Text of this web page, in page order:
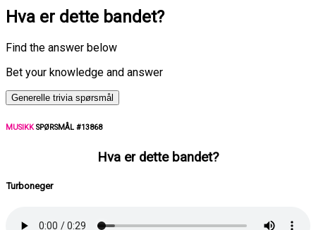
Hva er dette bandet?
Find the answer below
Bet your knowledge and answer
Generelle trivia spørsmål
MUSIKKSPØRSMÅL #13868
Hva er dette bandet?
Turboneger